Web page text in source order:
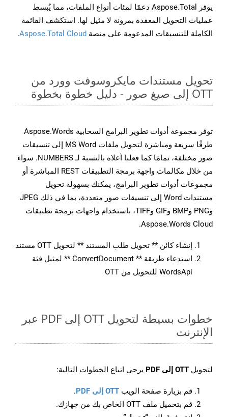
يوفر Aspose.Total دعمًا لمئات أنواع الملفات، مما يُبسط
عمليات التحويل المعقدة بمرونة لا مثيل لها. استكشف القائمة
الكاملة للتنسيقات المدعومة على منصة Aspose.Total Cloud
.
تحويل مستندات مايكروسوفت وورد من
OTT إلى صيغ صور - دليل خطوة بخطوة
توفر مجموعة أدوات تطوير البرامج السحابية Aspose.Words
طرقًا سريعة ومباشرة لتحويل ملفات MS Word إلى تنسيقات
صور مختلفة، تمامًا كما فعلنا أعلاه بالنسبة لـ NUMBERS. سواء
من خلال مكالمات واجهة برمجة التطبيقات REST المباشرة أو
مجموعات أدوات تطوير البرامج، يمكنك بسهولة تحويل
مستندات Word إلى تنسيقات صور متعددة، بما في ذلك JPEG
وPNG وBMP وGIF وTIFF، باستخدام واجهات برمجة تطبيقات
Aspose.Words Cloud.
إنشاء كائن ** تحويل طلب المستند ** لتحويل OTT مستند
استدعاء طريقة ** ConvertDocument ** لمثيل فئة
WordsApi للتحويل من OTT
خطوات بسيطة لتحويل OTT إلى PDF عبر
الإنترنت
لتحويل OTT إلى PDF يرجى اتباع الخطوات التالية:
قم بزيارة صفحة الويب OTT إلى PDF
.
قم بتحميل ملف OTT الخاص بك من جهازك.